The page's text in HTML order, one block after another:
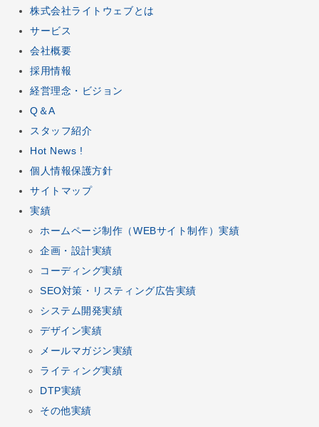
株式会社ライトウェブとは
サービス
会社概要
採用情報
経営理念・ビジョン
Q＆A
スタッフ紹介
Hot News !
個人情報保護方針
サイトマップ
実績
ホームページ制作 （WEBサイト制作）実績
企画 ・ 設計実績
コーディング実績
SEO対策 ・ リスティング広告実績
システム開発実績
デザイン実績
メールマガジン実績
ライティング実績
DTP実績
その他実績